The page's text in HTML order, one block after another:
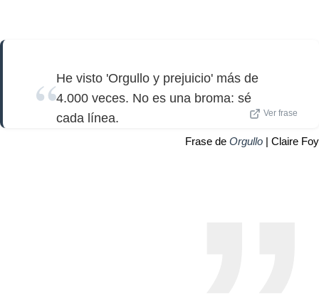
He visto 'Orgullo y prejuicio' más de
4.000 veces. No es una broma: sé
cada línea.
Ver frase
Frase de Orgullo | Claire Foy